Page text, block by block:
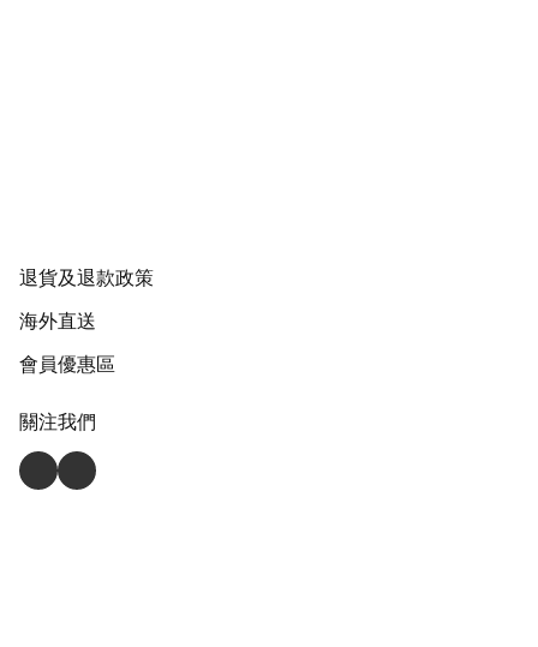
退貨及退款政策
海外直送
會員優惠區
關注我們